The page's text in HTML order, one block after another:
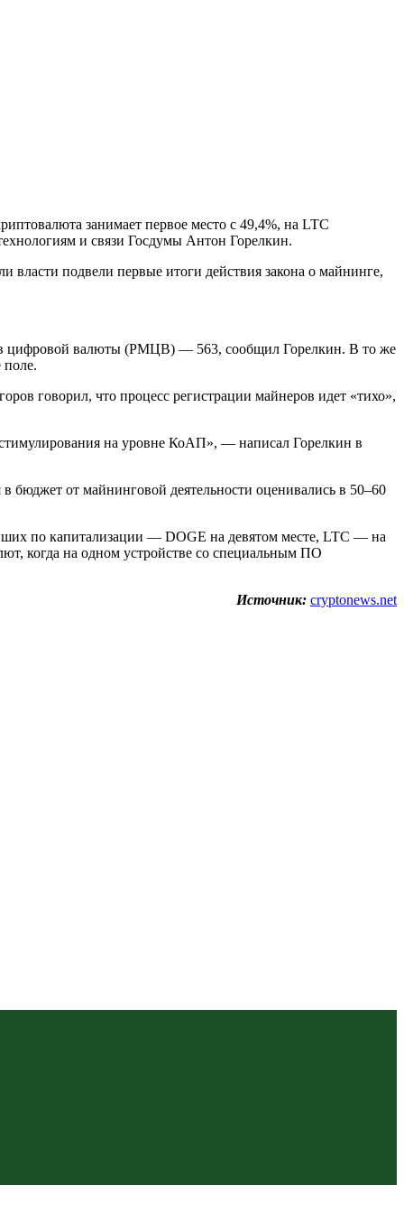
занимает первое место с 49,4%, на LTC
и связи Госдумы Антон Горелкин.
подвели первые итоги действия закона о майнинге,
цифровой валюты (РМЦВ) — 563, сообщил Горелкин. В то же
поле.
говорил, что процесс регистрации майнеров идет «тихо»,
на уровне КоАП», — написал Горелкин в
от майнинговой деятельности оценивались в 50–60
по капитализации — DOGE на девятом месте, LTC — на
когда на одном устройстве со специальным ПО
Источник: cryptonews.net